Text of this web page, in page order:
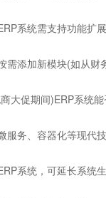
系统需支持功能扩展
添加新模块(如从财
促期间)ERP系统能
务、容器化等现代技
系统，可延长系统生